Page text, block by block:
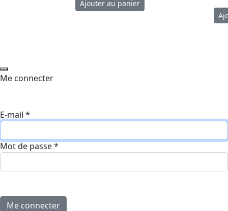
Me connecter
E-mail *
Mot de passe*